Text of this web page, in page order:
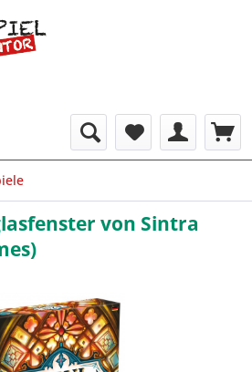
von Sintra